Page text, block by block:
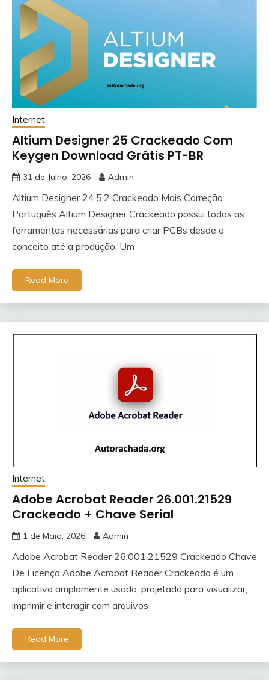
Internet
Altium Designer 25 Crackeado Com
Keygen Download Grátis PT-BR
31 de Julho, 2026 Admin
Altium Designer 24.5.2 Crackeado Mais Correção
Português Altium Designer Crackeado possui todas as
ferramentas necessárias para criar PCBs desde o
conceito até a produção. Um
Read More
Internet
Adobe Acrobat Reader 26.001.21529
Crackeado + Chave Serial
1 de Maio, 2026 Admin
Adobe Acrobat Reader 26.001.21529 Crackeado Chave
De Licença Adobe Acrobat Reader Crackeado é um
aplicativo amplamente usado, projetado para visualizar,
imprimir e interagir com arquivos
Read More